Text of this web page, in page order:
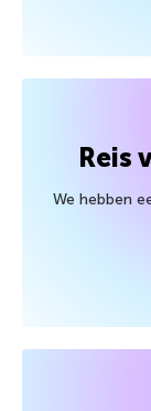
Reis
We hebben